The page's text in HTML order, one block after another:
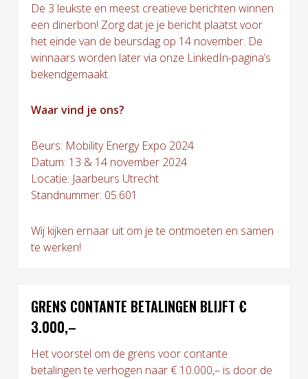
De 3 leukste en meest creatieve berichten winnen
een dinerbon! Zorg dat je je bericht plaatst voor
het einde van de beursdag op 14 november. De
winnaars worden later via onze LinkedIn-pagina’s
bekendgemaakt.
Waar vind je ons?
Beurs: Mobility Energy Expo 2024
Datum: 13 & 14 november 2024
Locatie: Jaarbeurs Utrecht
Standnummer: 05.601
Wij kijken ernaar uit om je te ontmoeten en samen
te werken!
GRENS CONTANTE BETALINGEN BLIJFT €
3.000,–
Het voorstel om de grens voor contante
betalingen te verhogen naar € 10.000,– is door de